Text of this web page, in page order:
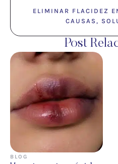
ELIMINAR FLACIDEZ
CAUSAS,
Post
BLOG